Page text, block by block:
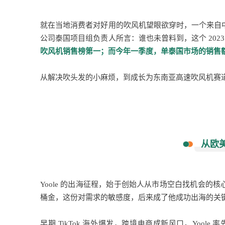
就在当地消费者对好用的吹风机望眼欲穿时，一个来
公司泰国项目组负责人所言：谁也未曾料到，这个
吹风机销售榜第一；而今年一季度，单泰国市场的销售
从解决吹头发的小麻烦，到成长为东南亚高速吹风机赛
从欧
Yoole 的出海征程，始于创始人从市场空白找机会的
桶金，这份对需求的敏感度，后来成了他成功出海的关